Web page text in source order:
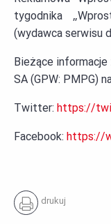
tygodnika
(wydawca serwisu
Bieżące informacje
SA (GPW: PMPG)
Twitter: https://
Facebook: https://
drukuj